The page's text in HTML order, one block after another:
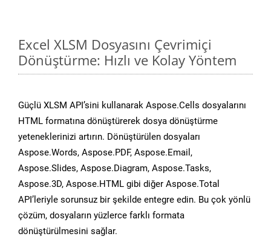
Excel XLSM Dosyasını Çevrimiçi
Dönüştürme: Hızlı ve Kolay Yöntem
Güçlü XLSM API’sini kullanarak Aspose.Cells dosyalarını
HTML formatına dönüştürerek dosya dönüştürme
yeteneklerinizi artırın. Dönüştürülen dosyaları
Aspose.Words, Aspose.PDF, Aspose.Email,
Aspose.Slides, Aspose.Diagram, Aspose.Tasks,
Aspose.3D, Aspose.HTML gibi diğer Aspose.Total
API’leriyle sorunsuz bir şekilde entegre edin. Bu çok yönlü
çözüm, dosyaların yüzlerce farklı formata
dönüştürülmesini sağlar.